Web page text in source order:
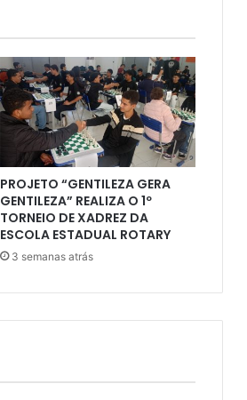
PROJETO “GENTILEZA GERA
GENTILEZA” REALIZA O 1º
TORNEIO DE XADREZ DA
ESCOLA ESTADUAL ROTARY
3 semanas atrás